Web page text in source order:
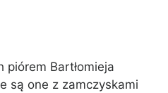
piórem Bartłomieja
są one z zamczyskami